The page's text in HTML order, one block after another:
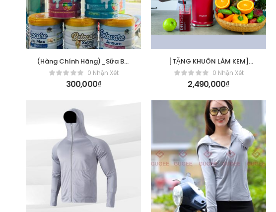
(Hàng Chính Hãng)_Sữa Bột
Betacare CANXI GLU
COLLAGEN “Giải Pháp Bổ
Sung Canxi Cho Xương Chắc
0 Nhận Xét
300,000₫
[TẶNG KHUÔN LÀM KEM]
Snapbee Máy ép chậm
S300MAX – 2 màu
0 Nhận Xét
2,490,000₫